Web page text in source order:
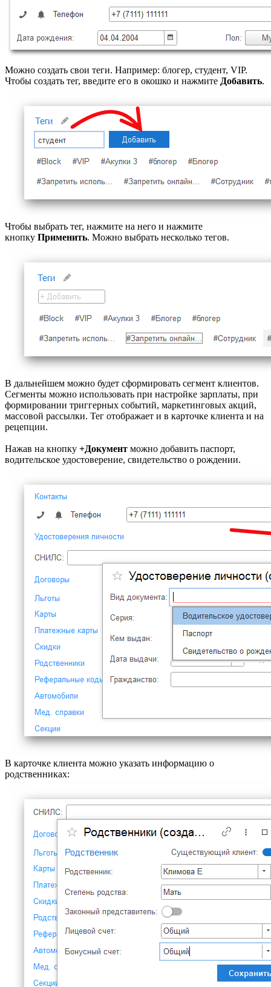
Можно создать свои теги. Например: блогер, студент, VIP.
Чтобы создать тег, введите его в окошко и нажмите Добавить.
Чтобы выбрать тег, нажмите на него и нажмите
кнопку Применить. Можно выбрать несколько тегов.
В дальнейшем можно будет сформировать сегмент клиентов.
Сегменты можно использовать при настройке зарплаты, при
формировании триггерных событий, маркетинговых акций,
массовой рассылки. Тег отображает и в карточке клиента и на
рецепции.
Нажав на кнопку +Документ можно добавить паспорт,
водительское удостоверение, свидетельство о рождении.
В карточке клиента можно указать информацию о
родственниках: